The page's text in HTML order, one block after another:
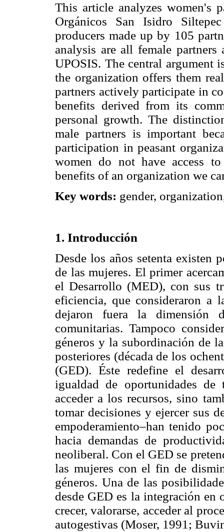
This article analyzes women's
Orgánicos San Isidro
producers made up by 105
analysis are all female
UPOSIS. The central argument
the organization offers them
partners actively participate in
benefits derived from its
personal growth. The
male partners is important
participation in peasant
women do not have access
benefits of an organization we
Key words: gender,
1. Introducción
Desde los años setenta existen
de las mujeres. El primer
el Desarrollo (MED), con sus
eficiencia, que consideraron a
dejaron fuera la dimensión
comunitarias. Tampoco
géneros y la subordinación de
posteriores (década de los
(GED). Éste redefine el
igualdad de oportunidades
acceder a los recursos, sino
tomar decisiones y ejercer sus
empoderamiento–han tenido
hacia demandas de
neoliberal. Con el GED se
las mujeres con el fin de
géneros. Una de las
desde GED es la integración en
crecer, valorarse, acceder al
autogestivas (Moser, 1991;